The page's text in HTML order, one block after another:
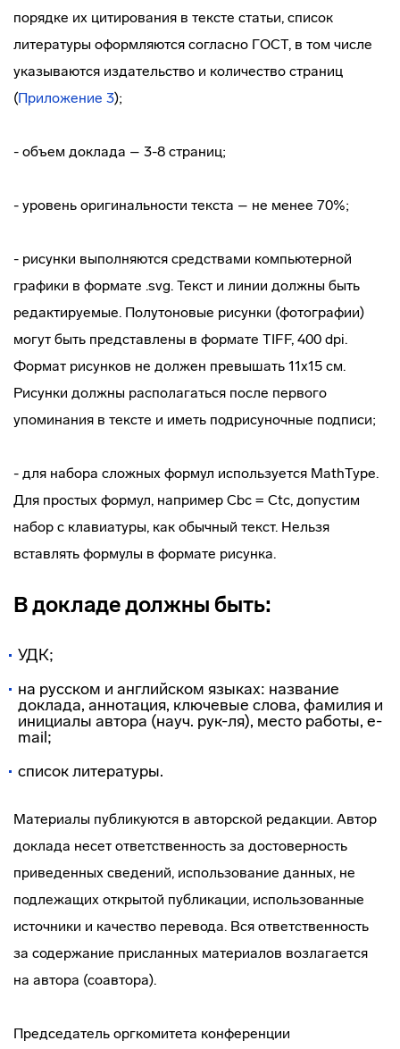
порядке их цитирования в тексте статьи, список
литературы оформляются согласно ГОСТ, в том числе
указываются издательство и количество страниц
(Приложение 3);
- объем доклада – 3-8 страниц;
- уровень оригинальности текста – не менее 70%;
- рисунки выполняются средствами компьютерной
графики в формате .svg. Текст и линии должны быть
редактируемые. Полутоновые рисунки (фотографии)
могут быть представлены в формате TIFF, 400 dpi.
Формат рисунков не должен превышать 11х15 см.
Рисунки должны располагаться после первого
упоминания в тексте и иметь подрисуночные подписи;
- для набора сложных формул используется MathType.
Для простых формул, например Сbc = Ctc, допустим
набор с клавиатуры, как обычный текст. Нельзя
вставлять формулы в формате рисунка.
В докладе должны быть:
УДК;
на русском и английском языках: название
доклада, аннотация, ключевые слова, фамилия и
инициалы автора (науч. рук-ля), место работы, e-
mail;
список литературы.
Материалы публикуются в авторской редакции. Автор
доклада несет ответственность за достоверность
приведенных сведений, использование данных, не
подлежащих открытой публикации, использованные
источники и качество перевода. Вся ответственность
за содержание присланных материалов возлагается
на автора (соавтора).
Председатель оргкомитета конференции